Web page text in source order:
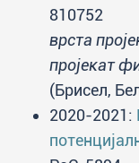
810752
врста
пројекат
(Брисел,
2020-2021: